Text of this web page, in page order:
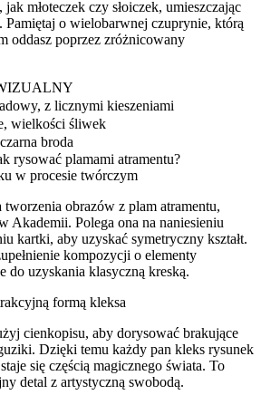
młoteczek czy słoiczek, umieszczając
o wielobarwnej czuprynie, którą
oddasz poprzez zróżnicowany
z licznymi kieszeniami
wielkości śliwek
broda
rysować plamami atramentu?
w procesie twórczym
obrazów z plam atramentu,
Akademii. Polega ona na naniesieniu
kartki, aby uzyskać symetryczny kształt.
kompozycji o elementy
do uzyskania klasyczną kreską.
formą kleksa
cienkopisu, aby dorysować brakujące
Dzięki temu każdy pan kleks rysunek
się częścią magicznego świata. To
detal z artystyczną swobodą.